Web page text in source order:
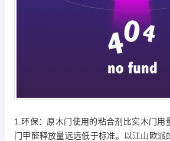
1.环保：原木门使用的粘合剂比实木门用
门甲醛释放量远远低于标准。以江山欧派